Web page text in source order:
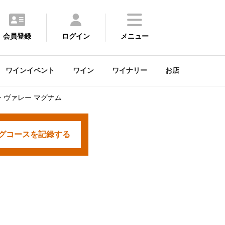
会員登録 ログイン メニュー
ワインイベント ワイン ワイナリー お店
ヴァレー マグナム
コースを記録する